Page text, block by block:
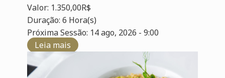
Valor: 1.350,00R$
Duração: 6 Hora(s)
Próxima Sessão: 14 ago, 2026 - 9:00
Leia mais